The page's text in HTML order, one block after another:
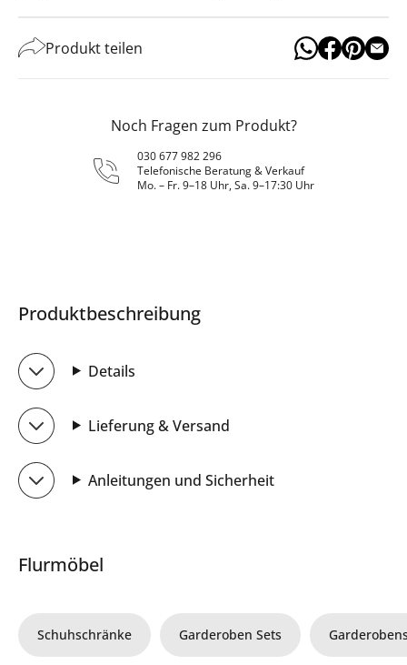
Produkt teilen
Noch Fragen zum Produkt?
030 677 982 296
Telefonische Beratung & Verkauf
Mo. – Fr. 9–18 Uhr, Sa. 9–17:30 Uhr
Produktbeschreibung
Details
Lieferung & Versand
Anleitungen und Sicherheit
Flurmöbel
Schuhschränke Garderoben Sets